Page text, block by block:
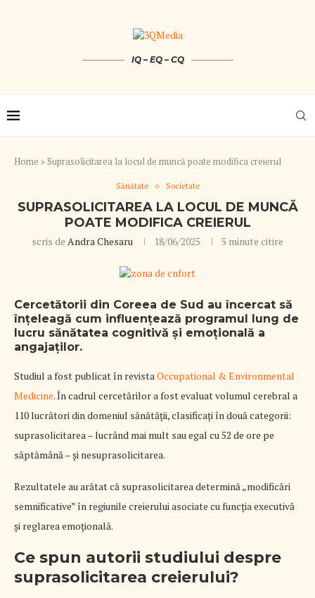
IQ – EQ – CQ
Home » Suprasolicitarea la locul de muncă poate modifica creierul
Sănătate Societate
SUPRASOLICITAREA LA LOCUL DE MUNCĂ
POATE MODIFICA CREIERUL
scris de Andra Chesaru 18/06/2025 5 minute citire
Cercetătorii din Coreea de Sud au încercat să
înțeleagă cum influențează programul lung de
lucru sănătatea cognitivă și emoțională a
angajaților.
Studiul a fost publicat în revistaOccupational & Environmental
Medicine. În cadrul cercetărilor a fost evaluat volumul cerebral a
110 lucrători din domeniul sănătății, clasificați în două categorii:
suprasolicitarea – lucrând mai mult sau egal cu 52 de ore pe
săptămână – și nesuprasolicitarea.
Rezultatele au arătat că suprasolicitarea determină „modificări
semnificative” în regiunile creierului asociate cu funcția executivă
și reglarea emoțională.
Ce spun autorii studiului despre
suprasolicitarea creierului?